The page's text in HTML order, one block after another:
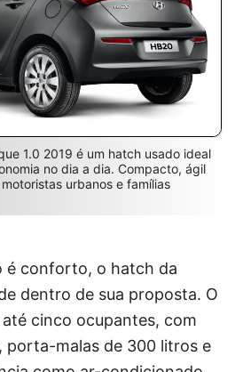
1.0 2019 é um hatch usado ideal
no dia a dia. Compacto, ágil
urbanos e famílias
é conforto, o hatch da
dentro de sua proposta. O
cinco ocupantes, com
porta-malas de 300 litros e